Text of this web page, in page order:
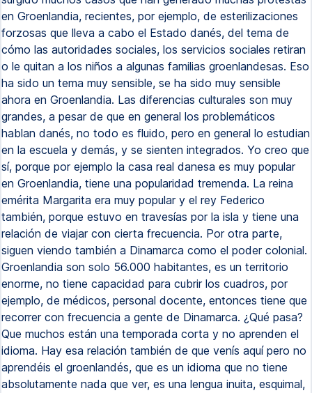
en Groenlandia, recientes, por ejemplo, de esterilizaciones
forzosas que lleva a cabo el Estado danés, del tema de
cómo las autoridades sociales, los servicios sociales retiran
o le quitan a los niños a algunas familias groenlandesas. Eso
ha sido un tema muy sensible, se ha sido muy sensible
ahora en Groenlandia. Las diferencias culturales son muy
grandes, a pesar de que en general los problemáticos
hablan danés, no todo es fluido, pero en general lo estudian
en la escuela y demás, y se sienten integrados. Yo creo que
sí, porque por ejemplo la casa real danesa es muy popular
en Groenlandia, tiene una popularidad tremenda. La reina
emérita Margarita era muy popular y el rey Federico
también, porque estuvo en travesías por la isla y tiene una
relación de viajar con cierta frecuencia. Por otra parte,
siguen viendo también a Dinamarca como el poder colonial.
Groenlandia son solo 56.000 habitantes, es un territorio
enorme, no tiene capacidad para cubrir los cuadros, por
ejemplo, de médicos, personal docente, entonces tiene que
recorrer con frecuencia a gente de Dinamarca. ¿Qué pasa?
Que muchos están una temporada corta y no aprenden el
idioma. Hay esa relación también de que venís aquí pero no
aprendéis el groenlandés, que es un idioma que no tiene
absolutamente nada que ver, es una lengua inuita, esquimal,